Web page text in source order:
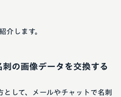
介します。
刺の画像データを交換する
して、メールやチャットで名刺